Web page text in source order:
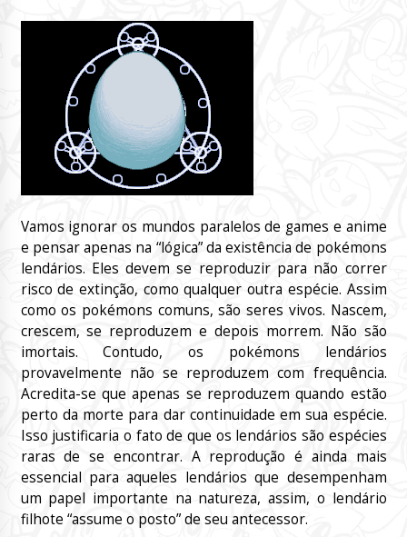
Vamos ignorar os mundos paralelos de games e anime
e pensar apenas na “lógica” da existência de pokémons
lendários. Eles devem se reproduzir para não correr
risco de extinção, como qualquer outra espécie. Assim
como os pokémons comuns, são seres vivos. Nascem,
crescem, se reproduzem e depois morrem. Não são
imortais. Contudo, os pokémons lendários
provavelmente não se reproduzem com frequência.
Acredita-se que apenas se reproduzem quando estão
perto da morte para dar continuidade em sua espécie.
Isso justificaria o fato de que os lendários são espécies
raras de se encontrar. A reprodução é ainda mais
essencial para aqueles lendários que desempenham
um papel importante na natureza, assim, o lendário
filhote “assume o posto” de seu antecessor.